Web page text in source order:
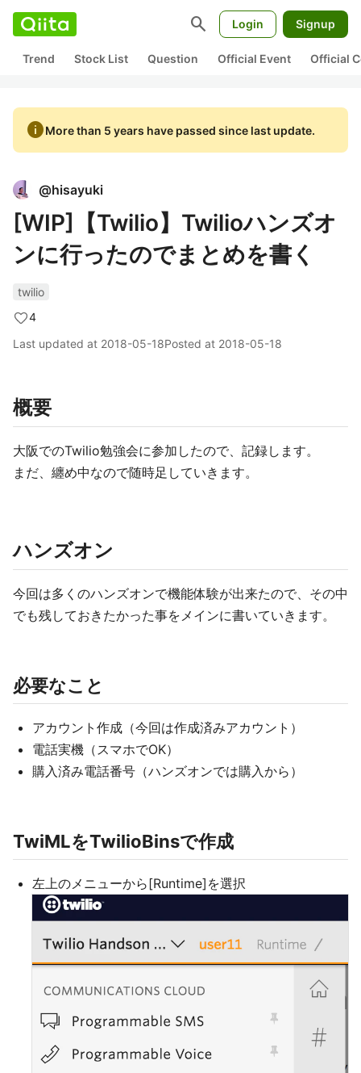
search Login Signup
Trend Stock List Question Official Event Official
infoMore than 5 years have passed since last update.
@hisayuki
[WIP]【Twilio】Twilioハンズオ
ンに行ったのでまとめを書く
twilio
4
Last updated at 2018-05-18Posted at 2018-05-18
概要
大阪でのTwilio勉強会に参加したので、記録します。
まだ、纏め中なので随時足していきます。
ハンズオン
今回は多くのハンズオンで機能体験が出来たので、その中
でも残しておきたかった事をメインに書いていきます。
必要なこと
アカウント作成（今回は作成済みアカウント）
電話実機（スマホでOK）
購入済み電話番号（ハンズオンでは購入から）
TwiMLをTwilioBinsで作成
左上のメニューから[Runtime]を選択